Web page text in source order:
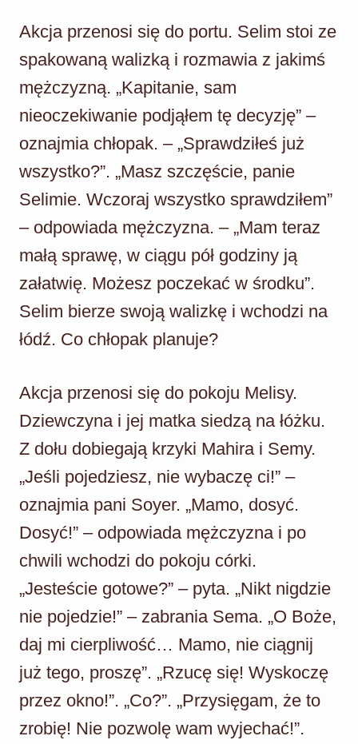
Akcja przenosi się do portu. Selim stoi ze
spakowaną walizką i rozmawia z jakimś
mężczyzną. „Kapitanie, sam
nieoczekiwanie podjąłem tę decyzję” –
oznajmia chłopak. – „Sprawdziłeś już
wszystko?”. „Masz szczęście, panie
Selimie. Wczoraj wszystko sprawdziłem”
– odpowiada mężczyzna. – „Mam teraz
małą sprawę, w ciągu pół godziny ją
załatwię. Możesz poczekać w środku”.
Selim bierze swoją walizkę i wchodzi na
łódź. Co chłopak planuje?
Akcja przenosi się do pokoju Melisy.
Dziewczyna i jej matka siedzą na łóżku.
Z dołu dobiegają krzyki Mahira i Semy.
„Jeśli pojedziesz, nie wybaczę ci!” –
oznajmia pani Soyer. „Mamo, dosyć.
Dosyć!” – odpowiada mężczyzna i po
chwili wchodzi do pokoju córki.
„Jesteście gotowe?” – pyta. „Nikt nigdzie
nie pojedzie!” – zabrania Sema. „O Boże,
daj mi cierpliwość… Mamo, nie ciągnij
już tego, proszę”. „Rzucę się! Wyskoczę
przez okno!”. „Co?”. „Przysięgam, że to
zrobię! Nie pozwolę wam wyjechać!”.